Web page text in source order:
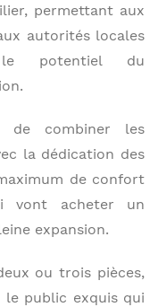
permettant aux
autorités locales
le potentiel du
combiner les
la dédication des
de confort
vont acheter un
expansion.
ou trois pièces,
le public exquis qui